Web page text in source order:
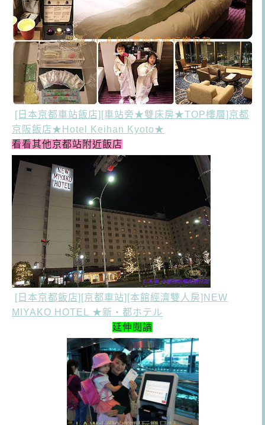
[日本京都車站飯店][車站旁★雙床房★TOP樓層]京都
京阪飯店★Hotel Keihan Kyoto★
看看其他京都站附近飯店
[日本京都飯店][京都車站][本館經濟雙人房]NEW
MIYAKO HOTEL ★新・都ホテル
延伸閱讀